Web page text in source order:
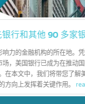
90 多家银行